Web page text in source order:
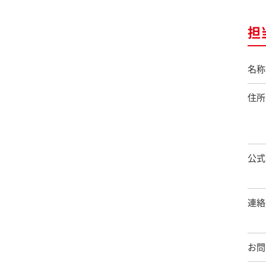
担
名称
住所
公
連
お